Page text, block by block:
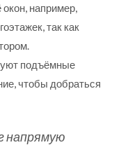
например,
так как
подъёмные
чтобы добраться
напрямую